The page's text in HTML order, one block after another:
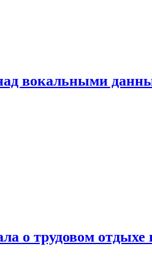
вокальными
о трудовом отдыхе